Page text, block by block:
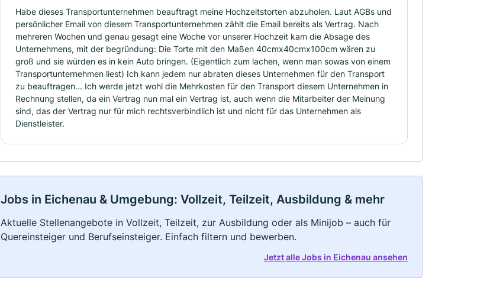
Habe dieses Transportunternehmen beauftragt meine Hochzeitstorten abzuholen. Laut AGBs und
persönlicher Email von diesem Transportunternehmen zählt die Email bereits als Vertrag. Nach
mehreren Wochen und genau gesagt eine Woche vor unserer Hochzeit kam die Absage des
Unternehmens, mit der begründung: Die Torte mit den Maßen 40cmx40cmx100cm wären zu
groß und sie würden es in kein Auto bringen. (Eigentlich zum lachen, wenn man sowas von einem
Transportunternehmen liest) Ich kann jedem nur abraten dieses Unternehmen für den Transport
zu beauftragen... Ich werde jetzt wohl die Mehrkosten für den Transport diesem Unternehmen in
Rechnung stellen, da ein Vertrag nun mal ein Vertrag ist, auch wenn die Mitarbeiter der Meinung
sind, das der Vertrag nur für mich rechtsverbindlich ist und nicht für das Unternehmen als
Dienstleister.
Jobs in Eichenau & Umgebung: Vollzeit, Teilzeit, Ausbildung & mehr
Aktuelle Stellenangebote in Vollzeit, Teilzeit, zur Ausbildung oder als Minijob – auch für
Quereinsteiger und Berufseinsteiger. Einfach filtern und bewerben.
Jetzt alle Jobs in Eichenau ansehen